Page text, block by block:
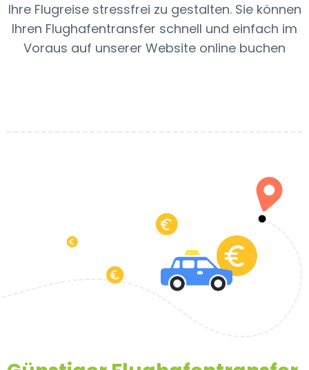
Ihre Flugreise stressfrei zu gestalten. Sie können
Ihren Flughafentransfer schnell und einfach im
Voraus auf unserer Website online buchen